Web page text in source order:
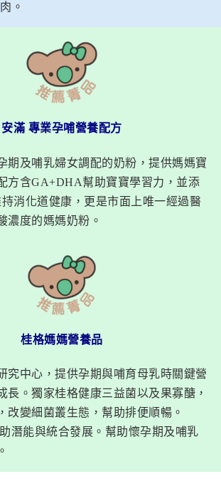
。
安滿 專業孕哺營養配方
期及哺乳婦女調配的奶粉，提供媽媽寶
方含GA+DHA幫助寶寶學習力，並添
消化道健康，更是市面上唯一經過醫
濃度的媽媽奶粉。
桂格媽媽營養品
究中心，提供孕期與哺育母乳時關鍵營
長。獨家桂格健康三益菌以及果寡醣，
改變細菌叢生態，幫助排便順暢。
潛能與統合發展。幫助懷孕期及哺乳